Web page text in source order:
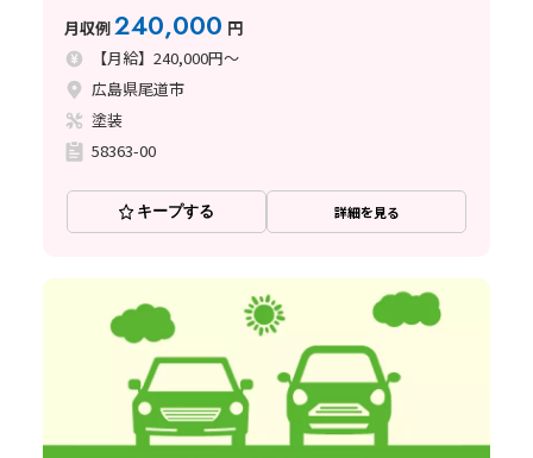
月収例240,000 円
【月給】240,000円～
広島県尾道市
塗装
58363-00
キープする 詳細を見る